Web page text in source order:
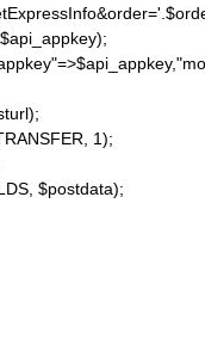
1);
$postdata);